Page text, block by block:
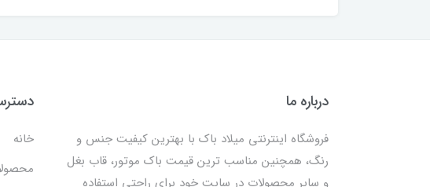
درباره ما
فروشگاه اینترنتی میلاد باک با بهترین کیفیت جنس و
رنگ، همچنین مناسب ترین قیمت باک موتور، قاب بغل
و سایر محصولات در سایت خود برای راحتی استفاده
خانه